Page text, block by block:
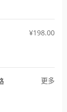
¥198.00
更多